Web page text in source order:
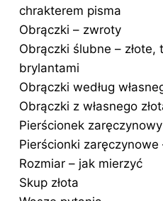
chrakterem pisma
Obrączki – zwroty
Obrączki ślubne –
brylantami
Obrączki według
Obrączki z własnego
Pierścionek zaręczynowy
Pierścionki
Rozmiar – jak mierzyć
Skup złota